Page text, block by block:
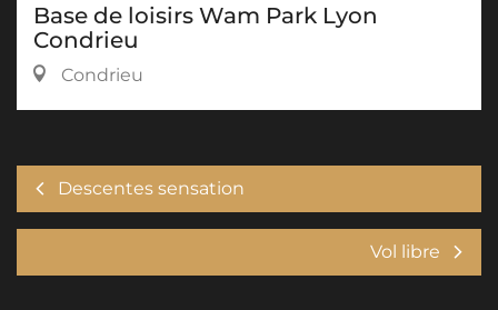
Base de loisirs Wam Park Lyon
Condrieu
Condrieu
Descentes sensation
Vol libre